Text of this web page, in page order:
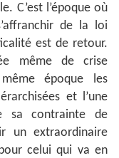
C’est l’époque où
de la loi
est de retour.
même de crise
époque les
et l’une
sa contrainte de
un extraordinaire
celui qui va en